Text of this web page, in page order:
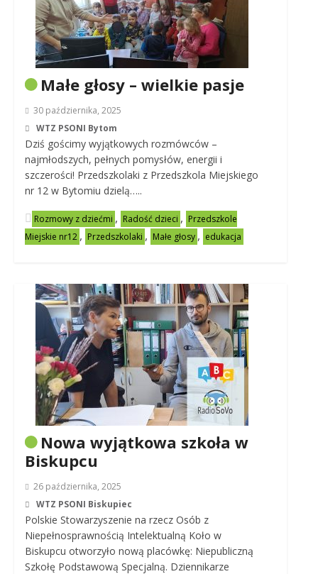
Małe głosy – wielkie pasje
30 października, 2025
WTZ PSONI Bytom
Dziś gościmy wyjątkowych rozmówców –
najmłodszych, pełnych pomysłów, energii i
szczerości! Przedszkolaki z Przedszkola Miejskiego
nr 12 w Bytomiu dzielą…..
Rozmowy z dziećmi , Radość dzieci , Przedszkole
Miejskie nr12 , Przedszkolaki , Małe głosy , edukacja
Nowa wyjątkowa szkoła w
Biskupcu
26 października, 2025
WTZ PSONI Biskupiec
Polskie Stowarzyszenie na rzecz Osób z
Niepełnosprawnością Intelektualną Koło w
Biskupcu otworzyło nową placówkę: Niepubliczną
Szkołę Podstawową Specjalną. Dziennikarze